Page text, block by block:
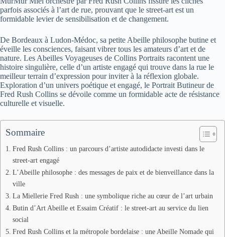
parfois associés à l’art de rue, prouvant que le street-art est un
formidable levier de sensibilisation et de changement.
De Bordeaux à Ludon-Médoc, sa petite Abeille philosophe butine et
éveille les consciences, faisant vibrer tous les amateurs d’art et de
nature. Les Abeilles Voyageuses de Collins Portraits racontent une
histoire singulière, celle d’un artiste engagé qui trouve dans la rue le
meilleur terrain d’expression pour inviter à la réflexion globale.
Exploration d’un univers poétique et engagé, le Portrait Butineur de
Fred Rush Collins se dévoile comme un formidable acte de résistance
culturelle et visuelle.
Sommaire
Fred Rush Collins : un parcours d’artiste autodidacte investi dans le
street-art engagé
L’Abeille philosophe : des messages de paix et de bienveillance dans la
ville
La Miellerie Fred Rush : une symbolique riche au cœur de l’art urbain
Butin d’Art Abeille et Essaim Créatif : le street-art au service du lien
social
Fred Rush Collins et la métropole bordelaise : une Abeille Nomade qui